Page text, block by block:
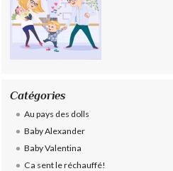
Catégories
Au pays des dolls
Baby Alexander
Baby Valentina
Ca sent le réchauffé!